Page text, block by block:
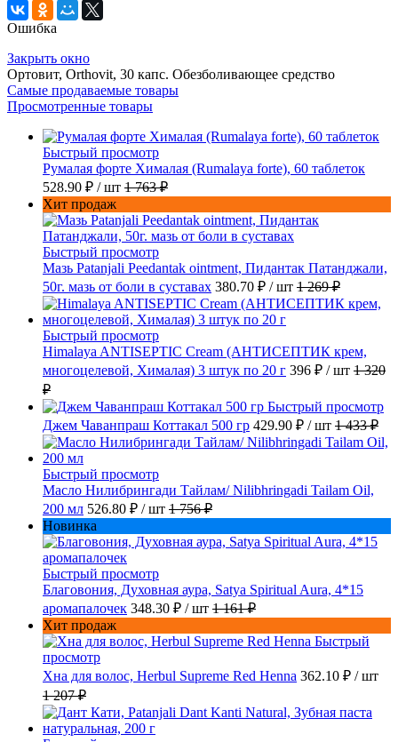
Ошибка
Закрыть окно
Ортовит, Orthovit, 30 капс. Обезболивающее средство
Самые продаваемые товары
Просмотренные товары
Быстрый просмотр
Румалая форте Хималая (Rumalaya forte), 60 таблеток
528.90 ₽ / шт 1 763 ₽
Хит продаж
Быстрый просмотр
Мазь Patanjali Peedantak ointment, Пидантак Патанджали,
50г. мазь от боли в суставах 380.70 ₽ / шт 1 269 ₽
Быстрый просмотр
Himalaya ANTISEPTIC Cream (АНТИСЕПТИК крем,
многоцелевой, Хималая) 3 штук по 20 г 396 ₽ / шт 1 320
₽
Быстрый просмотр
Джем Чаванпраш Коттакал 500 гр 429.90 ₽ / шт 1 433 ₽
Быстрый просмотр
Масло Нилибрингади Тайлам/ Nilibhringadi Tailam Oil,
200 мл 526.80 ₽ / шт 1 756 ₽
Новинка
Быстрый просмотр
Благовония, Духовная аура, Satya Spiritual Aura, 4*15
аромапалочек 348.30 ₽ / шт 1 161 ₽
Хит продаж
Быстрый
просмотр
Хна для волос, Herbul Supreme Red Henna 362.10 ₽ / шт
1 207 ₽